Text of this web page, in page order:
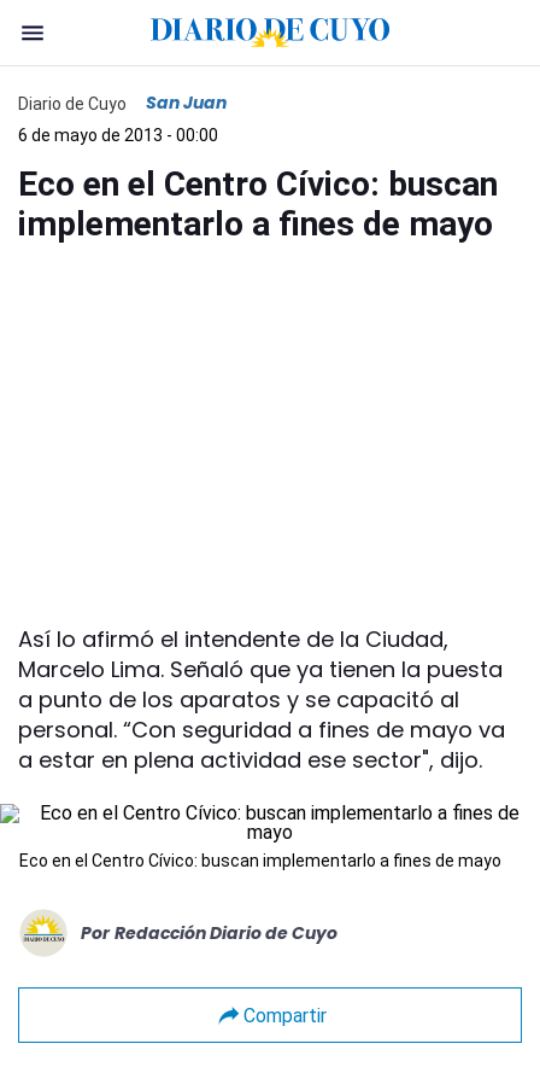
Diario de Cuyo San Juan
6 de mayo de 2013 - 00:00
Eco en el Centro Cívico: buscan
implementarlo a fines de mayo
Así lo afirmó el intendente de la Ciudad,
Marcelo Lima. Señaló que ya tienen la puesta
a punto de los aparatos y se capacitó al
personal. “Con seguridad a fines de mayo va
a estar en plena actividad ese sector", dijo.
Eco en el Centro Cívico: buscan implementarlo a fines de mayo
Por Redacción Diario de Cuyo
Compartir